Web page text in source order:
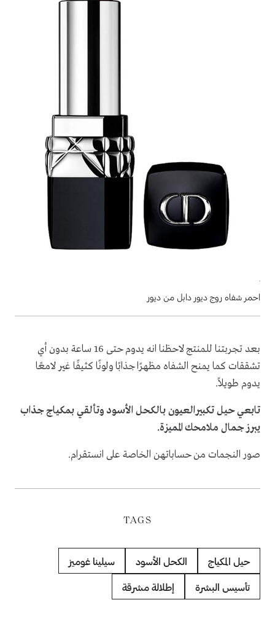
احمر شفاه روج ديور دابل من ديور
بعد تجربتنا للمنتج لاحظنا انه يدوم حتى 16 ساعة بدون أي
تشققات كما يمنح الشفاه مظهرًا جذابًا ولونًا كثيفًا غير لامعًا
يدوم طويلاً.
تابعي حيل تكبيرالعيون بالكحل الأسود وتألقي بمكياج جذاب
يبرز جمال ملامحك المميزة.
صور النجمات من حساباتهن الخاصة على انستقرام.
TAGS
حيل المكياج الكحل الأسود سيلينا غوميز
تأسيس البشرة إطلالة مشرقة